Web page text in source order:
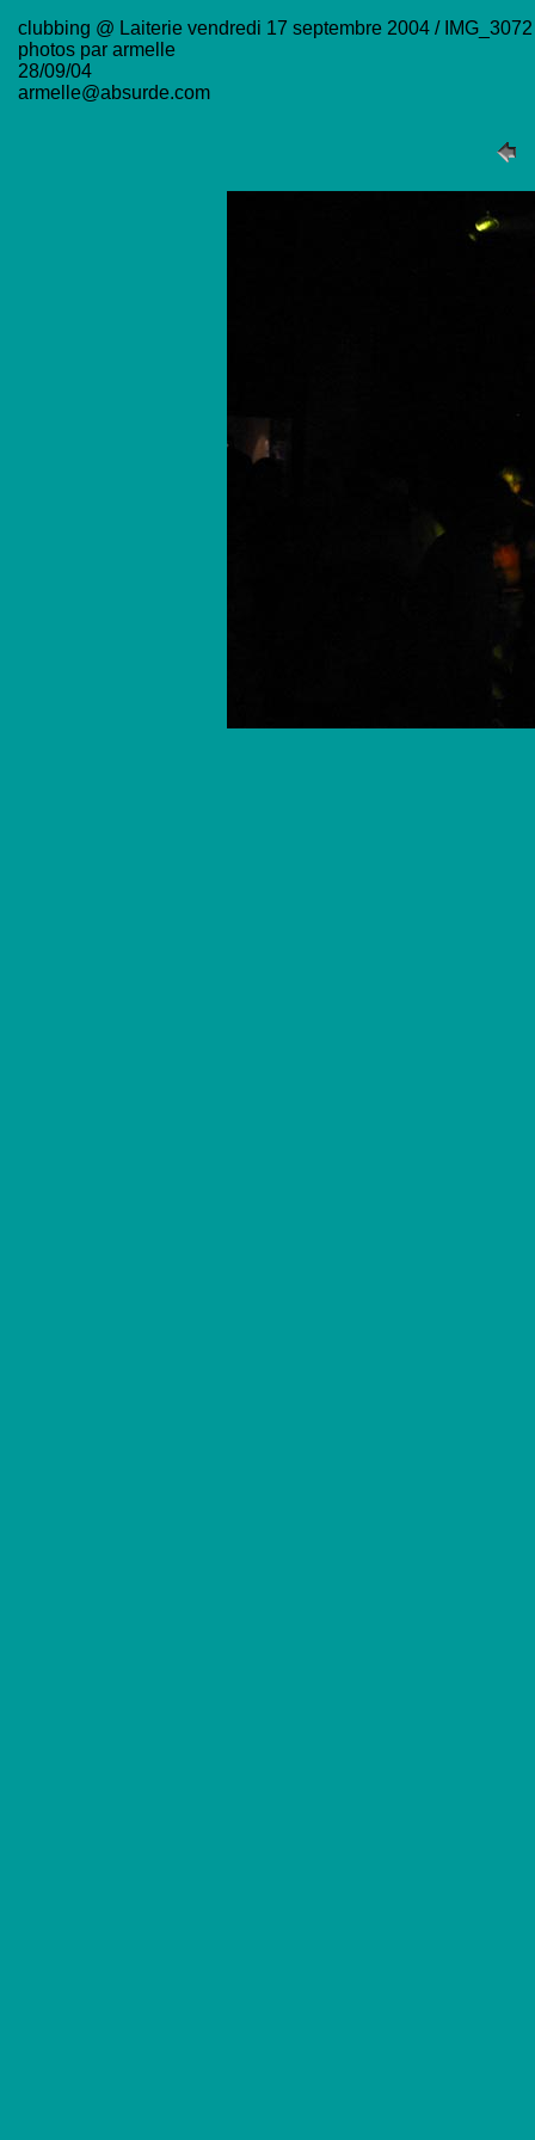
clubbing @ Laiterie vendredi 17 septembre 2004 / IMG_3072
photos par armelle
28/09/04
armelle@absurde.com